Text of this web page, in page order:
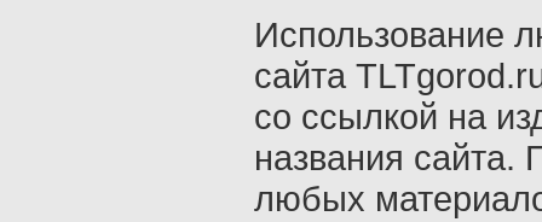
Использование
сайта
со ссылкой на
названия сайта.
любых